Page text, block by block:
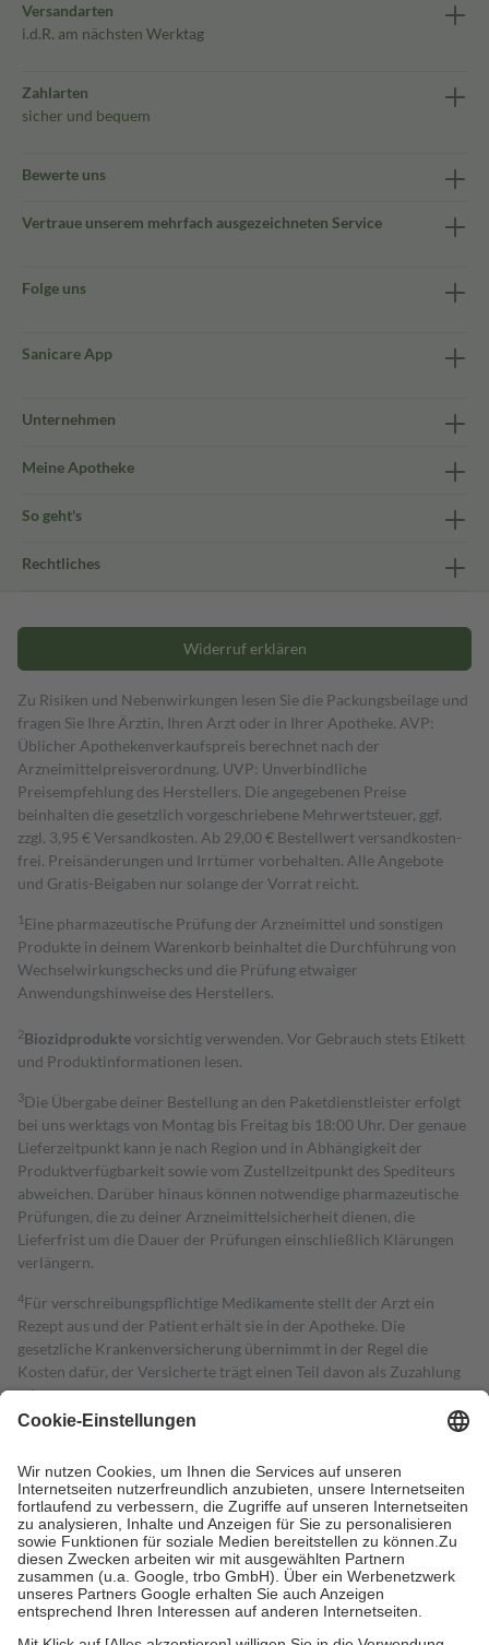
Versandarten
i.d.R. am nächsten Werktag
Zahlarten
sicher und bequem
Bewerte uns
Vertraue unserem mehrfach ausgezeichneten Service
Folge uns
Sanicare App
Unternehmen
Meine Apotheke
So geht's
Rechtliches
Widerruf erklären
Zu Risiken und Nebenwirkungen lesen Sie die Packungsbeilage und
fragen Sie Ihre Ärztin, Ihren Arzt oder in Ihrer Apotheke. AVP:
Üblicher Apothekenverkaufspreis berechnet nach der
Arzneimittelpreisverordnung. UVP: Unverbindliche
Preisempfehlung des Herstellers. Die angegebenen Preise
beinhalten die gesetzlich vorgeschriebene Mehrwertsteuer, ggf.
zzgl. 3,95 € Versandkosten. Ab 29,00 € Bestell­wert versand­kosten­
frei. Preisänderungen und Irrtümer vorbehalten. Alle Angebote
und Gratis-Beigaben nur solange der Vorrat reicht.
1 Eine pharmazeutische Prüfung der Arzneimittel und sonstigen
Produkte in deinem Warenkorb beinhaltet die Durchführung von
Wechselwirkungschecks und die Prüfung etwaiger
Anwendungshinweise des Herstellers.
2Biozidproduktevorsichtig verwenden. Vor Gebrauch stets Etikett
und Produktinformationen lesen.
3Die Übergabe deiner Bestellung an den Paketdienstleister erfolgt
bei uns werktags von Montag bis Freitag bis 18:00 Uhr. Der genaue
Lieferzeitpunkt kann je nach Region und in Abhängigkeit der
Produktverfügbarkeit sowie vom Zustellzeitpunkt des Spediteurs
abweichen. Darüber hinaus können notwendige pharmazeutische
Prüfungen, die zu deiner Arzneimittelsicherheit dienen, die
Lieferfrist um die Dauer der Prüfungen einschließlich Klärungen
verlängern.
4Für verschreibungspflichtige Medikamente stellt der Arzt ein
Rezept aus und der Patient erhält sie in der Apotheke. Die
gesetzliche Krankenversicherung übernimmt in der Regel die
Kosten dafür, der Versicherte trägt einen Teil davon als Zuzahlung
mit.
Grundsätzlich leisten Mitglieder Zuzahlungen in Höhe von zehn
höchstens zehn Euro.
Es sind jedoch nie mehr als die tatsächlichen
Kosten der Leistung zu entrichten.
Diese Regeln gelten grundsätzlich auch für Online-Apotheken.
Bei Heilmitteln und häuslicher Krankenpflege beträgt die
Zuzahlung zehn Prozent der Kosten sowie zehn Euro je
Verordnung.
Um das Engagement der Versicherten für ihre eigene Gesundheit zu
stärken und die besondere Stellung der Familie zu unterstützen,